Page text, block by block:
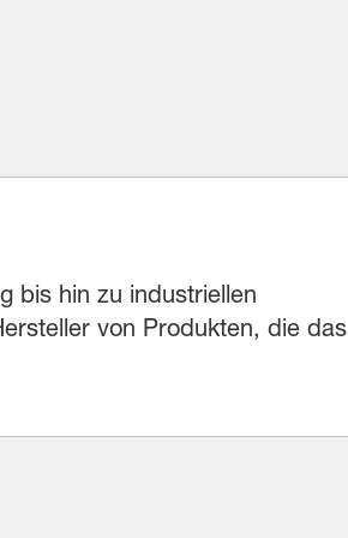
bis hin zu industriellen
von Produkten, die das